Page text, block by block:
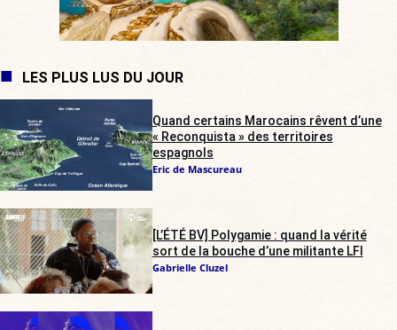
LES PLUS LUS DU JOUR
Quand certains Marocains rêvent d’une
« Reconquista » des territoires
espagnols
Eric de Mascureau
[L’ÉTÉ BV] Polygamie : quand la vérité
sort de la bouche d’une militante LFI
Gabrielle Cluzel